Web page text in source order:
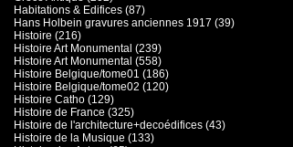
Habitations & Edifices (87)
Hans Holbein gravures anciennes 1917 (39)
Histoire (216)
Histoire Art Monumental (239)
Histoire Art Monumental (558)
Histoire Belgique/tome01 (186)
Histoire Belgique/tome02 (120)
Histoire Catho (129)
Histoire de France (325)
Histoire de l'architecture+decoédifices (43)
Histoire de la Musique (133)